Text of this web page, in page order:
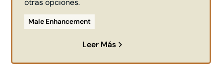
otras opciones.
Male Enhancement
Leer Más